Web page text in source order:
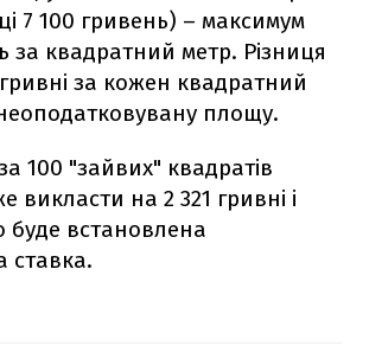
7 100 гривень) – максимум
за квадратний метр. Різниця
за кожен квадратний
площу.
100 "зайвих" квадратів
викласти на 2 321 гривні і
буде встановлена
ставка.